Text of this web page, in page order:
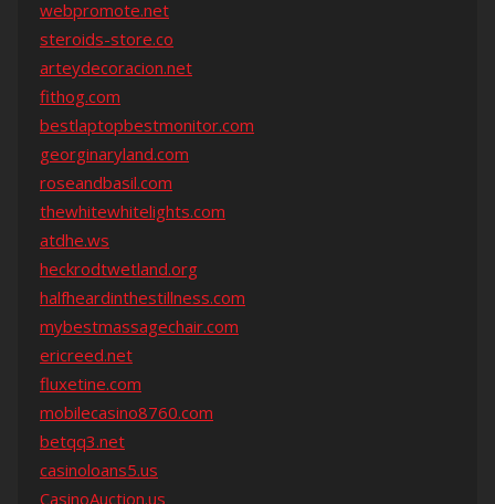
webpromote.net
steroids-store.co
arteydecoracion.net
fithog.com
bestlaptopbestmonitor.com
georginaryland.com
roseandbasil.com
thewhitewhitelights.com
atdhe.ws
heckrodtwetland.org
halfheardinthestillness.com
mybestmassagechair.com
ericreed.net
fluxetine.com
mobilecasino8760.com
betqq3.net
casinoloans5.us
CasinoAuction.us